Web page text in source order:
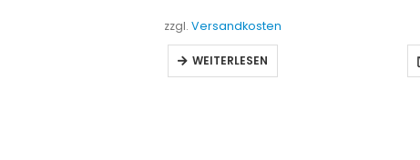
zzgl. Versandkosten
IN DEN WARENKORB